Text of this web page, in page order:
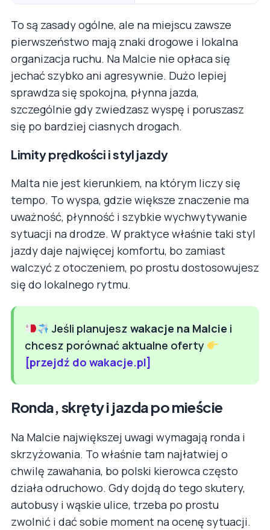
To są zasady ogólne, ale na miejscu zawsze
pierwszeństwo mają znaki drogowe i lokalna
organizacja ruchu. Na Malcie nie opłaca się
jechać szybko ani agresywnie. Dużo lepiej
sprawdza się spokojna, płynna jazda,
szczególnie gdy zwiedzasz wyspę i poruszasz
się po bardziej ciasnych drogach.
Limity prędkości i styl jazdy
Malta nie jest kierunkiem, na którym liczy się
tempo. To wyspa, gdzie większe znaczenie ma
uważność, płynność i szybkie wychwytywanie
sytuacji na drodze. W praktyce właśnie taki styl
jazdy daje najwięcej komfortu, bo zamiast
walczyć z otoczeniem, po prostu dostosowujesz
się do lokalnego rytmu.
Jeśli planujesz wakacje na Malcie i
chcesz porównać aktualne oferty
[przejdź do wakacje.pl]
Ronda, skręty i jazda po mieście
Na Malcie największej uwagi wymagają ronda i
skrzyżowania. To właśnie tam najłatwiej o
chwilę zawahania, bo polski kierowca często
działa odruchowo. Gdy dojdą do tego skutery,
autobusy i wąskie ulice, trzeba po prostu
zwolnić i dać sobie moment na ocenę sytuacji.